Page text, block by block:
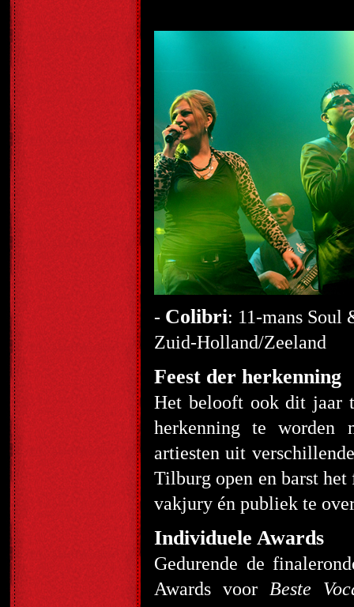
- Colibri: 11-mans Soul
Zuid-Holland/Zeeland
Feest der herkenning
Het belooft ook dit jaar
herkenning te worden
artiesten uit
Tilburg open en barst
vakjury én publiek te
Individuele Awards
Gedurende de
Awards voor Beste